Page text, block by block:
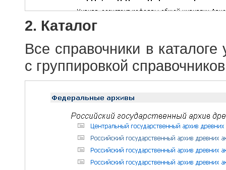
2. Каталог
Все справочники в
с группировкой